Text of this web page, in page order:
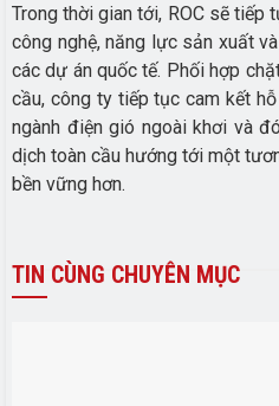
Trong thời gian tới, ROC sẽ tiếp
công nghệ, năng lực sản xuất
các dự án quốc tế. Phối hợp
cầu, công ty tiếp tục cam kết
ngành điện gió ngoài khơi và
dịch toàn cầu hướng tới một
bền vững hơn.
TIN CÙNG CHUYÊN MỤC